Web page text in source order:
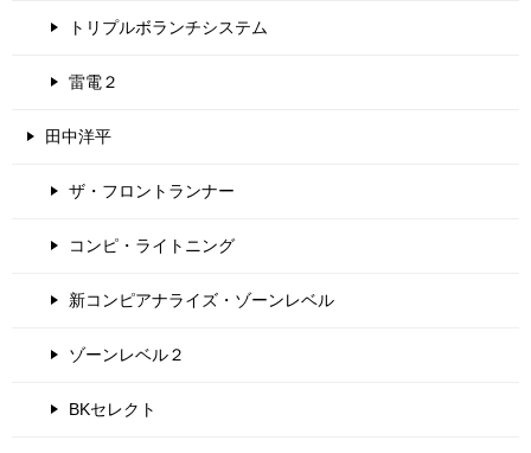
トリプルボランチシステム
雷電２
田中洋平
ザ・フロントランナー
コンピ・ライトニング
新コンピアナライズ・ゾーンレベル
ゾーンレベル２
BKセレクト